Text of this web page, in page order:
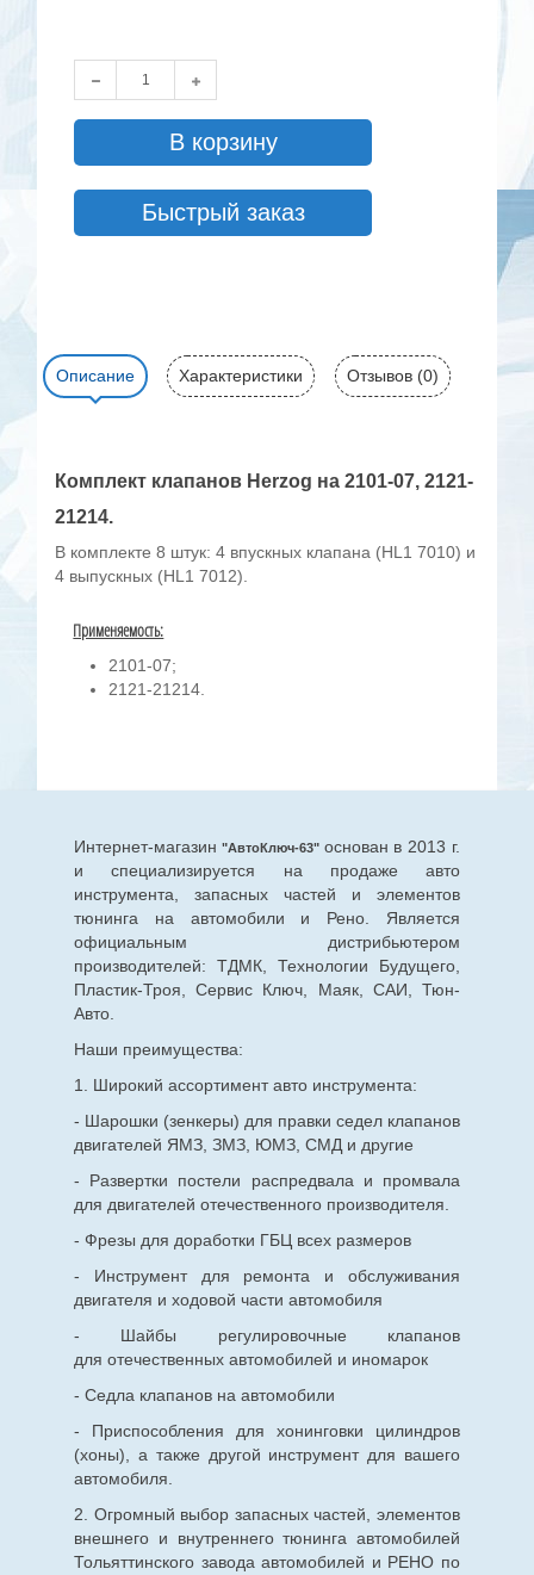
В корзину
Быстрый заказ
Описание Характеристики Отзывов (0)
Комплект клапанов Herzog на 2101-07, 2121-
21214.
В комплекте 8 штук: 4 впускных клапана (HL1 7010) и
4 выпускных (HL1 7012).
Применяемость:
2101-07;
2121-21214.
Интернет-магазин "АвтоКлюч-63" основан в 2013 г.
и специализируется на продаже авто
инструмента, запасных частей и элементов
тюнинга на автомобили и Рено. Является
официальным дистрибьютером
производителей: ТДМК, Технологии Будущего,
Пластик-Троя, Сервис Ключ, Маяк, САИ, Тюн-
Авто.
Наши преимущества:
1. Широкий ассортимент авто инструмента:
- Шарошки (зенкеры) для правки седел клапанов
двигателей ЯМЗ, ЗМЗ, ЮМЗ, СМД и другие
- Развертки постели распредвала и промвала
для двигателей отечественного производителя.
- Фрезы для доработки ГБЦ всех размеров
- Инструмент для ремонта и обслуживания
двигателя и ходовой части автомобиля
- Шайбы регулировочные клапанов
для отечественныхавтомобилей и иномарок
- Седла клапанов на автомобили
- Приспособления для хонинговки цилиндров
(хоны), а также другой инструмент для вашего
автомобиля.
2. Огромный выбор запасных частей, элементов
внешнего и внутреннего тюнинга автомобилей
Тольяттинского завода автомобилей и РЕНО по